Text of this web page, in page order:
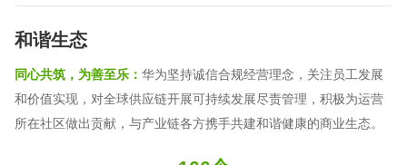
和谐生态
同心共筑，为善至乐： 华为坚持诚信合规经营理念，关注员工发展
和价值实现，对全球供应链开展可持续发展尽责管理，积极为运营
所在社区做出贡献，与产业链各方携手共建和谐健康的商业生态。